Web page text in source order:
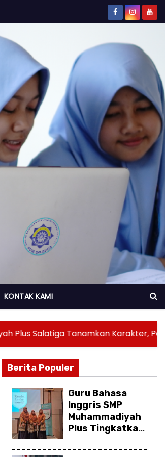
KONTAK KAMI
Karakter, Perluas Wawasan,
Berita Populer
Guru Bahasa
Inggris SMP
Muhammadiyah
Plus Tingkatkan
melalui